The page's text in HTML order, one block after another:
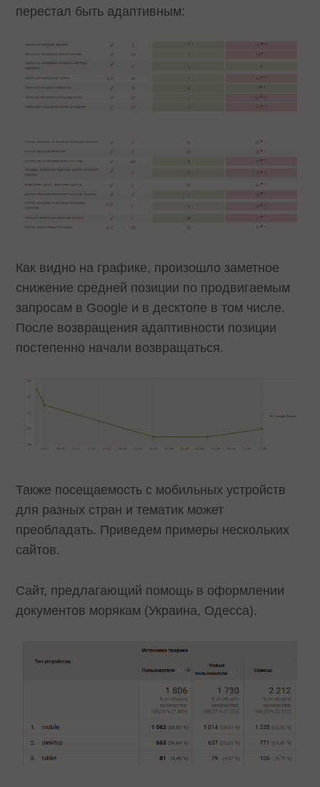
перестал быть адаптивным:
Как видно на графике, произошло заметное
снижение средней позиции по продвигаемым
запросам в Google и в десктопе в том числе.
После возвращения адаптивности позиции
постепенно начали возвращаться.
Также посещаемость с мобильных устройств
для разных стран и тематик может
преобладать. Приведем примеры нескольких
сайтов.
Сайт, предлагающий помощь в оформлении
документов морякам (Украина, Одесса).